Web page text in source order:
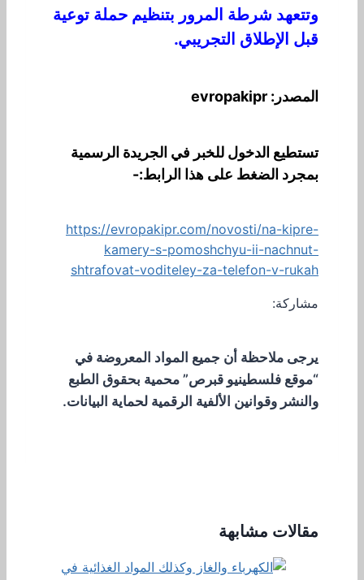
وتتعهد شرطة المرور بتنظيم حملة توعية
قبل الإطلاق التجريبي.
المصدر: evropakipr
تستطيع الدخول للخبر في الجريدة الرسمية
بمجرد الضغط على هذا الرابط:-
https://evropakipr.com/novosti/na-kipre-
kamery-s-pomoshchyu-ii-nachnut-
shtrafovat-voditeley-za-telefon-v-rukah
مشاركة:
يرجى ملاحظة أن جميع المواد المعروضة في
“موقع فلسطينيو قبرص” محمية بحقوق الطبع
والنشر وقوانين الألفية الرقمية لحماية البيانات.
مقالات مشابهة